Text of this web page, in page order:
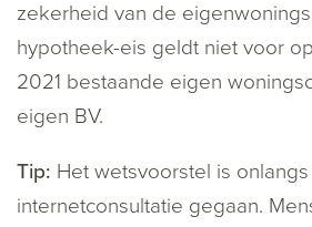
zekerheid van de
hypotheek-eis geldt niet voor
2021 bestaande eigen
eigen BV.
Tip: Het wetsvoorstel is onlangs
internetconsultatie gegaan.